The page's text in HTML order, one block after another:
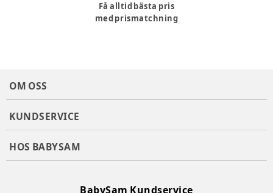
Få alltid bästa pris
med prismatchning
OM OSS
KUNDSERVICE
HOS BABYSAM
BabySam Kundservice